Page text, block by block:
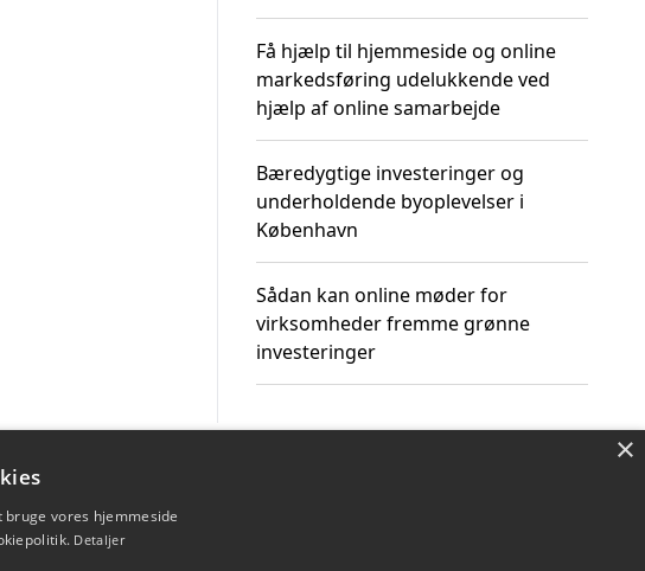
Få hjælp til hjemmeside og online
markedsføring udelukkende ved
hjælp af online samarbejde
Bæredygtige investeringer og
underholdende byoplevelser i
København
Sådan kan online møder for
virksomheder fremme grønne
investeringer
×
vores hjemmeside
Detaljer